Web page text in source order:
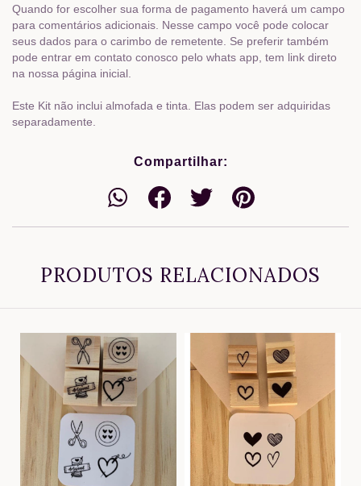
Quando for escolher sua forma de pagamento haverá um campo
para comentários adicionais. Nesse campo você pode colocar
seus dados para o carimbo de remetente. Se preferir também
pode entrar em contato conosco pelo whats app, tem link direto
na nossa página inicial.
Este Kit não inclui almofada e tinta. Elas podem ser adquiridas
separadamente.
Compartilhar:
PRODUTOS RELACIONADOS